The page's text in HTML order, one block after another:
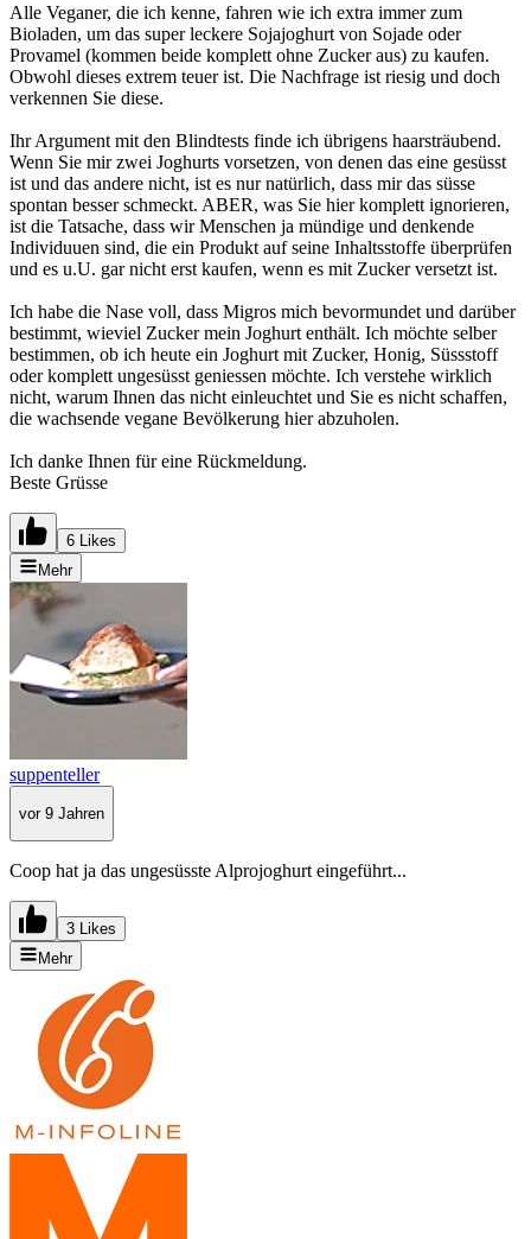
Alle Veganer, die ich kenne, fahren wie ich extra immer zum
Bioladen, um das super leckere Sojajoghurt von Sojade oder
Provamel (kommen beide komplett ohne Zucker aus) zu kaufen.
Obwohl dieses extrem teuer ist. Die Nachfrage ist riesig und doch
verkennen Sie diese.
Ihr Argument mit den Blindtests finde ich übrigens haarsträubend.
Wenn Sie mir zwei Joghurts vorsetzen, von denen das eine gesüsst
ist und das andere nicht, ist es nur natürlich, dass mir das süsse
spontan besser schmeckt. ABER, was Sie hier komplett ignorieren,
ist die Tatsache, dass wir Menschen ja mündige und denkende
Individuuen sind, die ein Produkt auf seine Inhaltsstoffe überprüfen
und es u.U. gar nicht erst kaufen, wenn es mit Zucker versetzt ist.
Ich habe die Nase voll, dass Migros mich bevormundet und darüber
bestimmt, wieviel Zucker mein Joghurt enthält. Ich möchte selber
bestimmen, ob ich heute ein Joghurt mit Zucker, Honig, Süssstoff
oder komplett ungesüsst geniessen möchte. Ich verstehe wirklich
nicht, warum Ihnen das nicht einleuchtet und Sie es nicht schaffen,
die wachsende vegane Bevölkerung hier abzuholen.
Ich danke Ihnen für eine Rückmeldung.
Beste Grüsse
6 Likes
Mehr
suppenteller
vor 9 Jahren
Coop hat ja das ungesüsste Alprojoghurt eingeführt...
3 Likes
Mehr